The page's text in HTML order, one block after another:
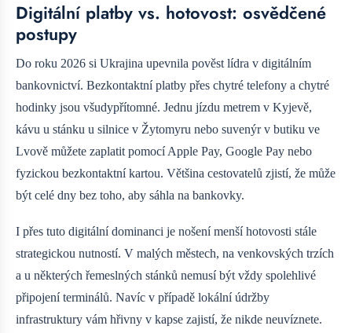
Digitální platby vs. hotovost: osvědčené
postupy
Do roku 2026 si Ukrajina upevnila pověst lídra v digitálním
bankovnictví. Bezkontaktní platby přes chytré telefony a chytré
hodinky jsou všudypřítomné. Jednu jízdu metrem v Kyjevě,
kávu u stánku u silnice v Žytomyru nebo suvenýr v butiku ve
Lvově můžete zaplatit pomocí Apple Pay, Google Pay nebo
fyzickou bezkontaktní kartou. Většina cestovatelů zjistí, že může
být celé dny bez toho, aby sáhla na bankovky.
I přes tuto digitální dominanci je nošení menší hotovosti stále
strategickou nutností. V malých městech, na venkovských trzích
a u některých řemeslných stánků nemusí být vždy spolehlivé
připojení terminálů. Navíc v případě lokální údržby
infrastruktury vám hřivny v kapse zajistí, že nikde neuvíznete.